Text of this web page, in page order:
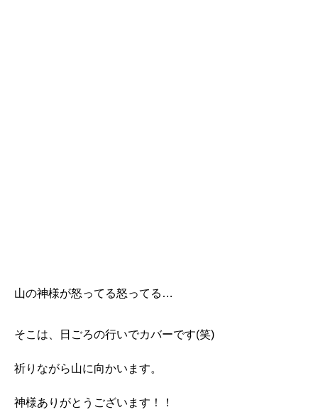
山の神様が怒ってる怒ってる…
そこは、日ごろの行いでカバーです(笑)
祈りながら山に向かいます。
神様ありがとうございます！！